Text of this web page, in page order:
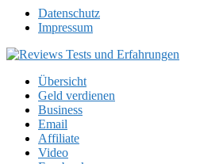
Datenschutz
Impressum
Übersicht
Geld verdienen
Business
Email
Affiliate
Video